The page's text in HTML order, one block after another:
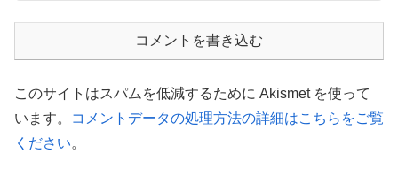
コメントを書き込む
このサイトはスパムを低減するために Akismet を使って
います。
コメントデータの処理方法の詳細はこちらをご覧
ください。